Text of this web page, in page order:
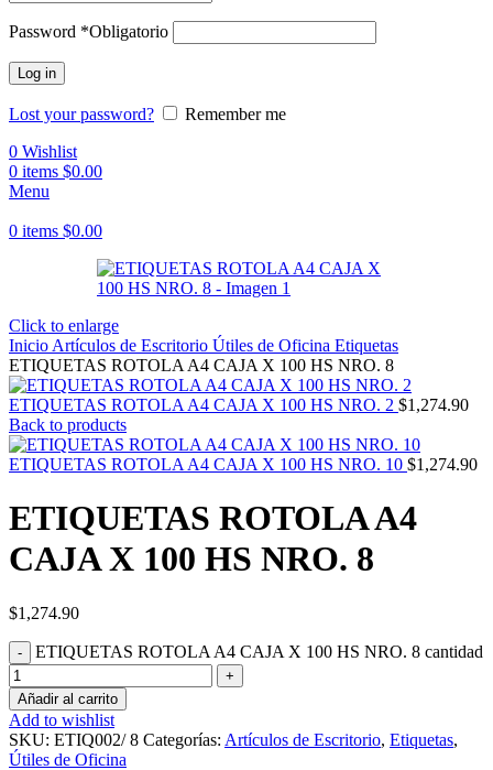
Password *Obligatorio
Log in
Lost your password?
Remember me
0 Wishlist
0 items $0.00
Menu
0 items $0.00
Click to enlarge
Inicio Artículos de Escritorio Útiles de Oficina Etiquetas
ETIQUETAS ROTOLA A4 CAJA X 100 HS NRO. 8
ETIQUETAS ROTOLA A4 CAJA X 100 HS NRO. 2 $1,274.90
Back to products
ETIQUETAS ROTOLA A4 CAJA X 100 HS NRO. 10 $1,274.90
ETIQUETAS ROTOLA A4
CAJA X 100 HS NRO. 8
$1,274.90
ETIQUETAS ROTOLA A4 CAJA X 100 HS NRO. 8 cantidad
Añadir al carrito
Add to wishlist
SKU: ETIQ002/ 8 Categorías: Artículos de Escritorio, Etiquetas,
Útiles de Oficina